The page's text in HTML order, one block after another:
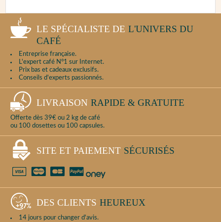
LE SPÉCIALISTE DE L'UNIVERS DU
CAFÉ
Entreprise française.
L'expert café N°1 sur Internet.
Prix bas et cadeaux exclusifs.
Conseils d'experts passionnés.
LIVRAISON RAPIDE & GRATUITE
Offerte dès 39€ ou 2 kg de café
ou 100 dosettes ou 100 capsules.
SITE ET PAIEMENT SÉCURISÉS
DES CLIENTS HEUREUX
14 jours pour changer d'avis.